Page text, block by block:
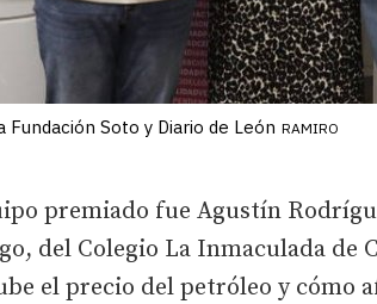
Fundación Soto y Diario de León RAMIRO
premiado fue Agustín
del Colegio La Inmaculada de
el precio del petróleo y cómo